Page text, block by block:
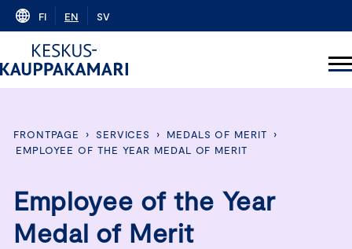
Skip
content
FI EN SV
FRONTPAGE › SERVICES › MEDALS OF MERIT
›
EMPLOYEE OF THE YEAR MEDAL OF MERIT
Employee of the Year
Medal of Merit